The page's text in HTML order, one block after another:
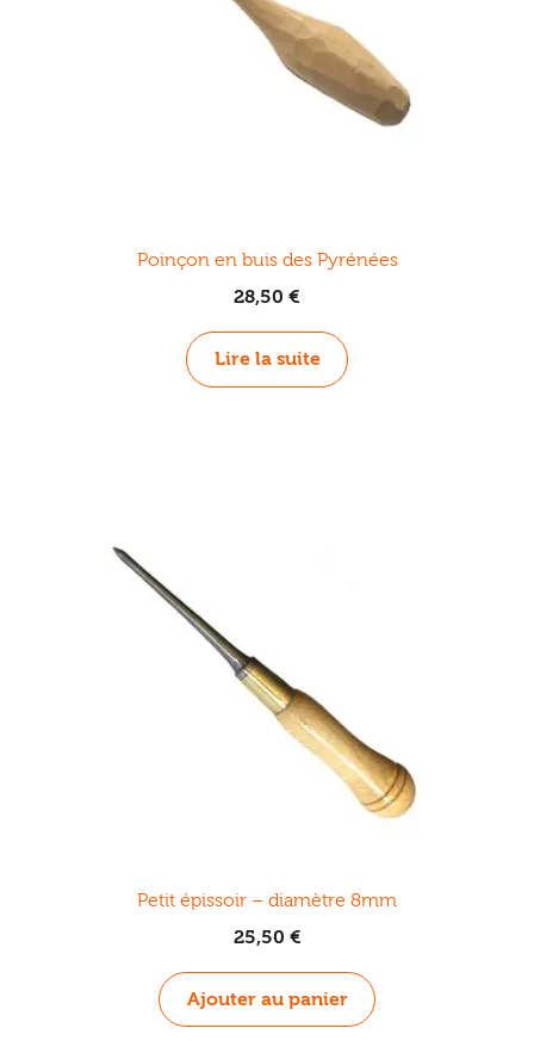
Poinçon en buis des Pyrénées
28,50 €
Lire la suite
Petit épissoir – diamètre 8mm
25,50 €
Ajouter au panier